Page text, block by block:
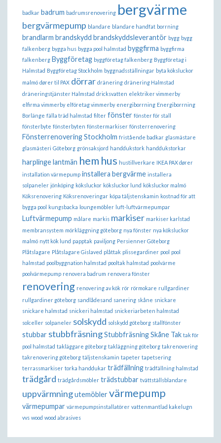
badkar badrum badrumsrenovering bergvärme
bergvärmepump blandare blandare handfat borrning
brandlarm brandskydd brandskyddsleverantör bygg bygg
falkenberg bygga hus bygga pool halmstad byggfirma byggfirma
falkenberg Byggföretag byggföretag falkenberg Byggföretag i
Halmstad Byggföretag Stockholm byggnadsställningar byta köksluckor
malmö dører til PAX dörrar dränering dränering Halmstad
dräneringstjänster Halmstad dricksvatten elektriker vimmerby
elfirma vimmerby elföretag vimmerby energiborrning Energiborrning
Borlänge fälla träd halmstad filter fönster fönster för stall
fönsterbyte fönsterbyten fönstermarkiser fönsterrenovering
Fönsterrenovering Stockholm fristående badkar glasmästare
glasmästeri Göteborg grönsaksjord handdukstork handdukstorkar
harplinge lantmän hem hus hustillverkare IKEA PAX dører
installation värmepump installera bergvärme installera
solpaneler jönköping köksluckor köksluckor lund köksluckor malmö
Köksrenovering Köksrenoveringar köpa täljstenskamin kostnad för att
bygga pool kungsbacka loungemöbler luft-luftvärmepumpar
Luftvärmepump målare markis markiser markiser karlstad
membransystem mörkläggning göteborg nya fönster nya köksluckor
malmö nytt kök lund papptak paviljong Persienner Göteborg
Plåtslagare Plåtslagare Gislaved plåttak plissegardiner pool pool
halmstad poolbyggnation halmstad pooltak halmstad poolvärme
poolvärmepump renovera badrum renovera fönster
renovering renovering av kök rör rörmokare rullgardiner
rullgardiner göteborg sandlådesand sanering skåne snickare
snickare halmstad snickeri halmstad snickeriarbeten halmstad
solceller solpaneler solskydd solskydd göteborg stallfönster
stubbar stubbfräsningStubbfräsning Skåne Tak tak för
pool halmstad takläggare göteborg takläggning göteborg takrenovering
takrenovering göteborg täljstenskamin tapeter tapetsering
terrassmarkiser torka handdukar trädfällning trädfällning halmstad
trädgård trädgårdsmöbler trädstubbar tvättställsblandare
uppvärmningutemöblervärmepump
värmepumpar värmepumpsinstallatörer vattenmantlad kakelugn
vvs wood wood abrasives